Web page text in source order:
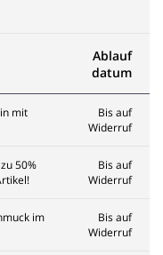
Ablauf
datum
mit
Bis auf
Widerruf
50%
Bis auf
Widerruf
im
Bis auf
Widerruf